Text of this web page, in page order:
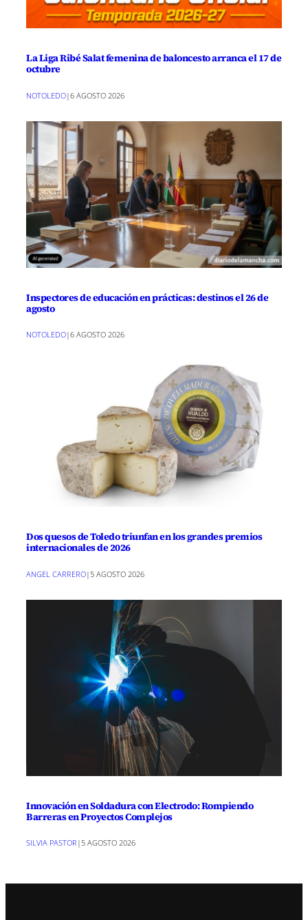
La Liga Ribé Salat femenina de baloncesto arranca el 17 de
octubre
NOTOLEDO|6 AGOSTO 2026
Inspectores de educación en prácticas: destinos el 26 de
agosto
NOTOLEDO|6 AGOSTO 2026
Dos quesos de Toledo triunfan en los grandes premios
internacionales de 2026
ANGEL CARRERO|5 AGOSTO 2026
Innovación en Soldadura con Electrodo: Rompiendo
Barreras en Proyectos Complejos
SILVIA PASTOR |5 AGOSTO 2026